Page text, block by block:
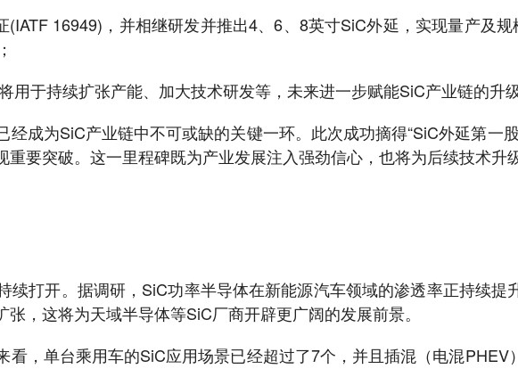
16949)，并相继研发并推出4、6、8英寸SiC外延，实现量产及
于持续扩张产能、加大技术研发等，未来进一步赋能SiC产业链的升级
成为SiC产业链中不可或缺的关键一环。此次成功摘得“SiC外延第一
要突破。这一里程碑既为产业发展注入强劲信心，也将为后续技术升
续打开。据调研，SiC功率半导体在新能源汽车领域的渗透率正持续
，这将为天域半导体等SiC厂商开辟更广阔的发展前景。
，单台乘用车的SiC应用场景已经超过了7个，并且插混（电混PHEV